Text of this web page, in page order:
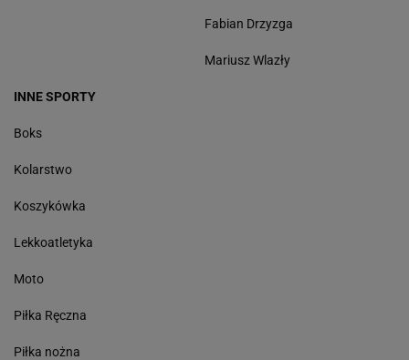
Fabian Drzyzga
Mariusz Wlazły
INNE SPORTY
Boks
Kolarstwo
Koszykówka
Lekkoatletyka
Moto
Piłka Ręczna
Piłka nożna